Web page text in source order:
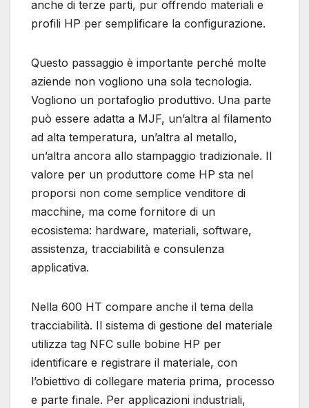
anche di terze parti, pur offrendo materiali e
profili HP per semplificare la configurazione.
Questo passaggio è importante perché molte
aziende non vogliono una sola tecnologia.
Vogliono un portafoglio produttivo. Una parte
può essere adatta a MJF, un’altra al filamento
ad alta temperatura, un’altra al metallo,
un’altra ancora allo stampaggio tradizionale. Il
valore per un produttore come HP sta nel
proporsi non come semplice venditore di
macchine, ma come fornitore di un
ecosistema: hardware, materiali, software,
assistenza, tracciabilità e consulenza
applicativa.
Nella 600 HT compare anche il tema della
tracciabilità. Il sistema di gestione del materiale
utilizza tag NFC sulle bobine HP per
identificare e registrare il materiale, con
l’obiettivo di collegare materia prima, processo
e parte finale. Per applicazioni industriali,